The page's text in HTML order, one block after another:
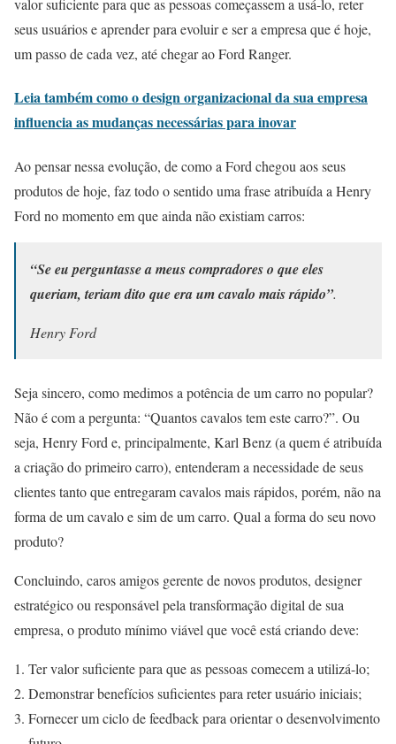
valor suficiente para que as pessoas começassem a usá-lo, reter
seus usuários e aprender para evoluir e ser a empresa que é hoje,
um passo de cada vez, até chegar ao Ford Ranger.
Leia também como o design organizacional da sua empresa
influencia as mudanças necessárias para inovar
Ao pensar nessa evolução, de como a Ford chegou aos seus
produtos de hoje, faz todo o sentido uma frase atribuída a Henry
Ford no momento em que ainda não existiam carros:
“Se eu perguntasse a meus compradores o que eles
queriam, teriam dito que era um cavalo mais rápido”.
Henry Ford
Seja sincero, como medimos a potência de um carro no popular?
Não é com a pergunta: “Quantos cavalos tem este carro?”. Ou
seja, Henry Ford e, principalmente, Karl Benz (a quem é atribuída
a criação do primeiro carro), entenderam a necessidade de seus
clientes tanto que entregaram cavalos mais rápidos, porém, não na
forma de um cavalo e sim de um carro. Qual a forma do seu novo
produto?
Concluindo, caros amigos gerente de novos produtos, designer
estratégico ou responsável pela transformação digital de sua
empresa, o produto mínimo viável que você está criando deve:
Ter valor suficiente para que as pessoas comecem a utilizá-lo;
Demonstrar benefícios suficientes para reter usuário iniciais;
Fornecer um ciclo de feedback para orientar o desenvolvimento